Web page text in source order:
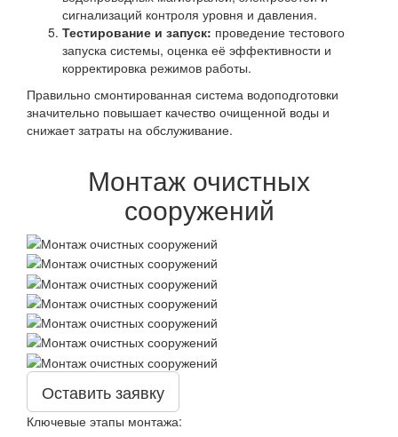
сигнализаций контроля уровня и давления.
Тестирование и запуск: проведение тестового
запуска системы, оценка её эффективности и
корректировка режимов работы.
Правильно смонтированная система водоподготовки
значительно повышает качество очищенной воды и
снижает затраты на обслуживание.
Монтаж очистных
сооружений
Оставить заявку
Ключевые этапы монтажа: